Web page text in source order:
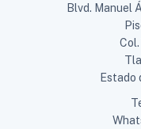
Blvd. Manuel
Col.
Estado